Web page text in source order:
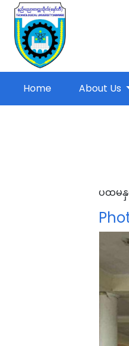
Home(current)About Us
ပထမနှ